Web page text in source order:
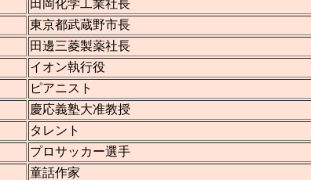
田岡化学工業社長
東京都武蔵野市長
田邊三菱製薬社長
イオン執行役
ピアニスト
慶応義塾大准教授
タレント
プロサッカー選手
童話作家